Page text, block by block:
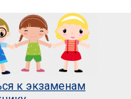
к экзаменам